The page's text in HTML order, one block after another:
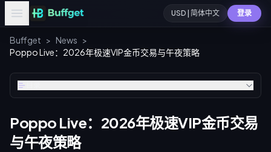
USD | 简体中文 登录
Buffget > News >
Poppo Live：2026年极速VIP金币交易与午夜策略
Poppo Live：2026年极速VIP金币交易
与午夜策略